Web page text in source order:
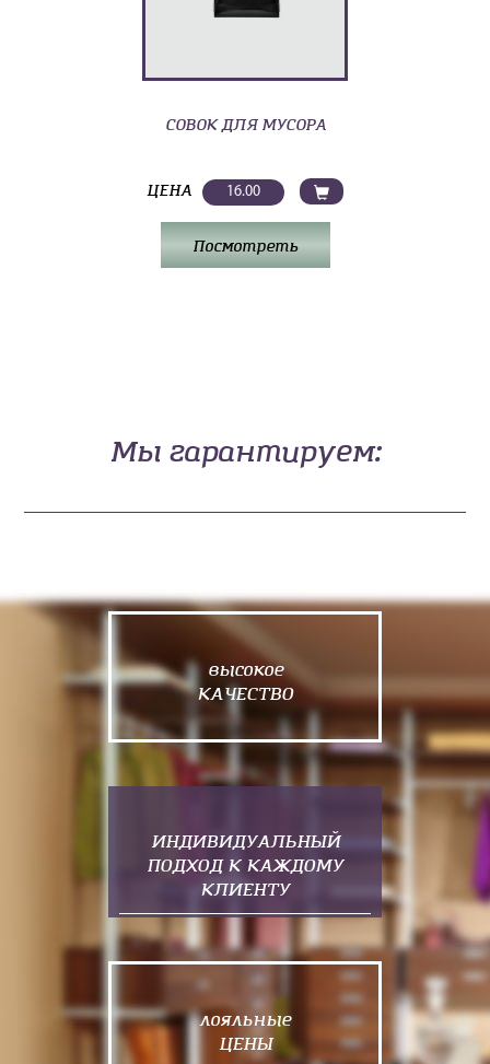
СОВОК ДЛЯ МУСОРА
ЦЕНА 16.00
Посмотреть
Мы гарантируем:
высокое
КАЧЕСТВО
ИНДИВИДУАЛЬНЫЙ
ПОДХОД К КАЖДОМУ
КЛИЕНТУ
лояльные
ЦЕНЫ